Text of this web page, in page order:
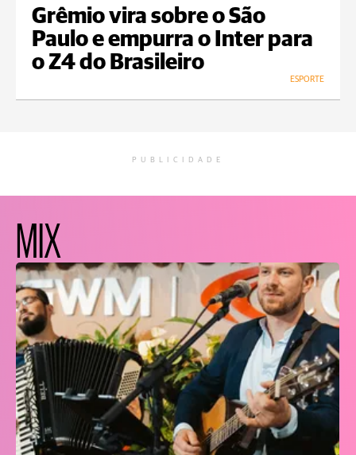
Grêmio vira sobre o São
Paulo e empurra o Inter para
o Z4 do Brasileiro
ESPORTE
PUBLICIDADE
MIX